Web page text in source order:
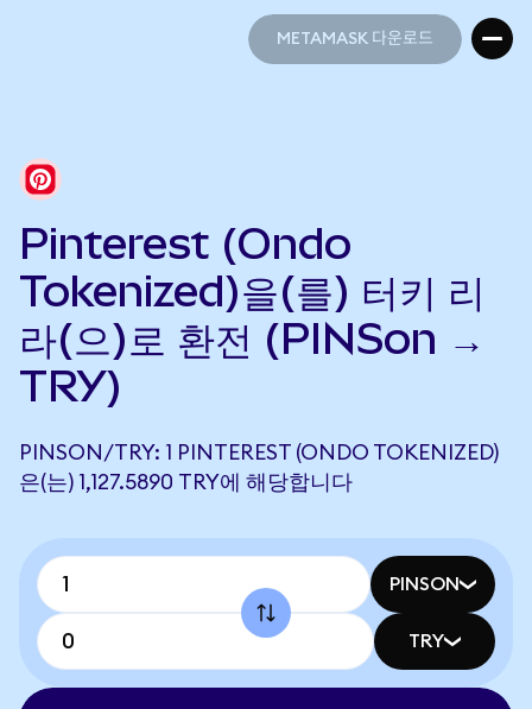
METAMASK 다운로드
Pinterest (Ondo
Tokenized)을(를) 터키 리
라(으)로 환전 (PINSon →
TRY)
PINSON/TRY: 1 PINTEREST (ONDO TOKENIZED)
은(는) 1,127.5890 TRY에 해당합니다
PINSON
TRY